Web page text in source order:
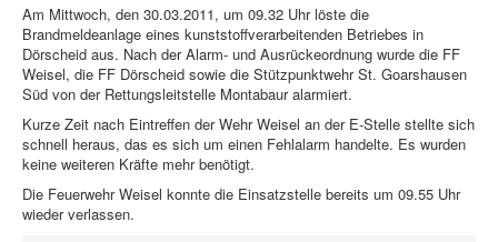
Am Mittwoch, den 30.03.2011, um 09.32 Uhr löste die
Brandmeldeanlage eines kunststoffverarbeitenden Betriebes in
Dörscheid aus. Nach der Alarm- und Ausrückeordnung wurde die FF
Weisel, die FF Dörscheid sowie die Stützpunktwehr St. Goarshausen
Süd von der Rettungsleitstelle Montabaur alarmiert.
Kurze Zeit nach Eintreffen der Wehr Weisel an der E-Stelle stellte sich
schnell heraus, das es sich um einen Fehlalarm handelte. Es wurden
keine weiteren Kräfte mehr benötigt.
Die Feuerwehr Weisel konnte die Einsatzstelle bereits um 09.55 Uhr
wieder verlassen.